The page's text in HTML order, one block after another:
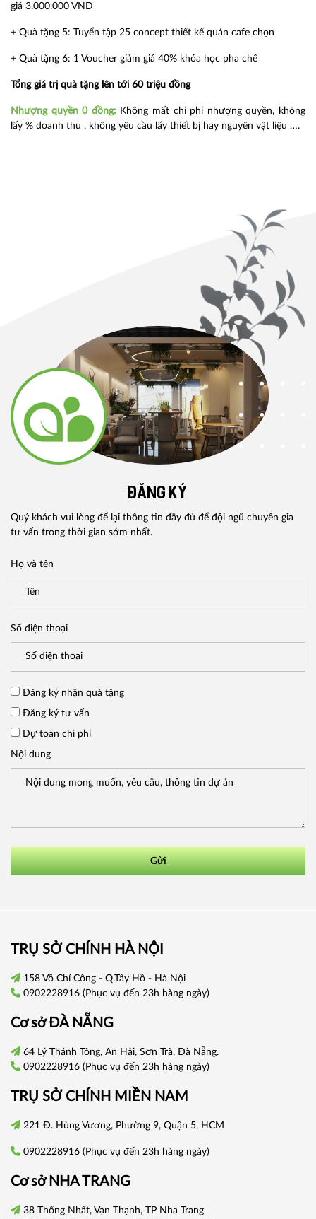
giá 3.000.000 VND
+ Quà tặng 5: Tuyển tập 25 concept thiết kế quán cafe chọn
+ Quà tặng 6: 1 Voucher giảm giá 40% khóa học pha chế
Tổng giá trị quà tặng lên tới 60 triệu đồng
Nhượng quyền 0 đồng: Không mất chi phí nhượng quyền, không
lấy % doanh thu , không yêu cầu lấy thiết bị hay nguyên vật liệu ….
ĐĂNG KÝ
Quý khách vui lòng để lại thông tin đầy đủ để đội ngũ chuyên gia
tư vấn trong thời gian sớm nhất.
Họ và tên
Số điện thoại
Đăng ký nhận quà tặng
Đăng ký tư vấn
Dự toán chi phí
Nội dung
Gửi
TRỤ SỞ CHÍNH HÀ NỘI
158 Võ Chí Công - Q.Tây Hồ - Hà Nội
0902228916(Phục vụ đến 23h hàng ngày)
Cơ sởĐÀ NẴNG
64 Lý Thánh Tông, An Hải, Sơn Trà, Đà Nẵng.
0902228916(Phục vụ đến 23h hàng ngày)
TRỤ SỞ CHÍNH MIỀN NAM
221 Đ. Hùng Vương, Phường 9, Quận 5, HCM
0902228916(Phục vụ đến 23h hàng ngày)
Cơ sởNHA TRANG
38 Thống Nhất, Vạn Thạnh, TP Nha Trang